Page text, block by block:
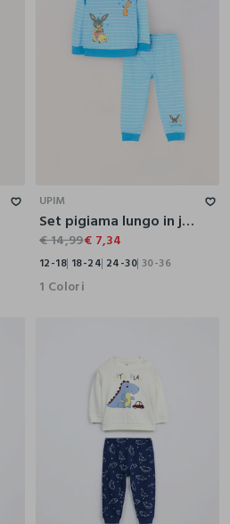
UPIM
Set pigiama lungo in jersey di puro cotone neonato
€ 14,99€ 7,34
12-18 18-24 24-30 30-36
1 Colori